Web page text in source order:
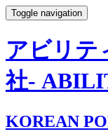
Toggle navigation
アビリテ
社-
KOREAN